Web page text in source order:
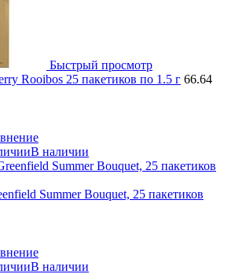
Быстрый просмотр
Rooibos 25 пакетиков по 1.5 г 66.64
В наличии
Summer Bouquet, 25 пакетиков
В наличии